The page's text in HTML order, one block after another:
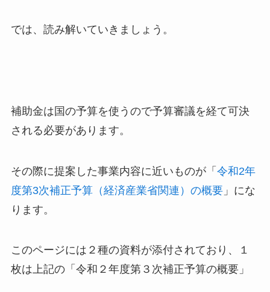
では、読み解いていきましょう。
補助金は国の予算を使うので予算審議を経て可決
される必要があります。
その際に提案した事業内容に近いものが「 令和2年
度第3次補正予算（経済産業省関連）の概要」にな
ります。
このページには２種の資料が添付されており、１
枚は上記の「令和２年度第３次補正予算の概要」